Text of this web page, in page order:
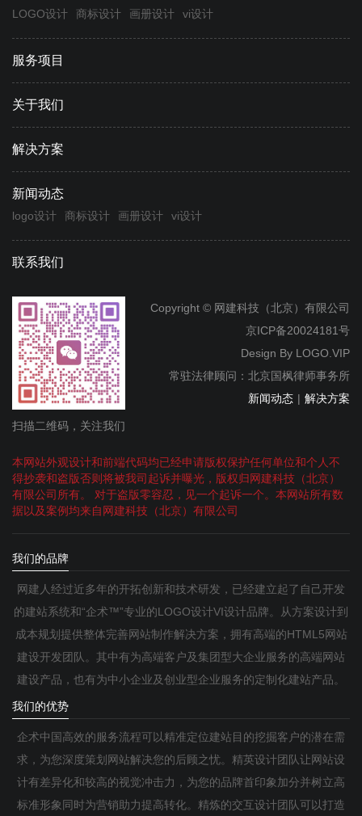
LOGO设计 商标设计 画册设计 vi设计
服务项目
关于我们
解决方案
新闻动态
logo设计 商标设计 画册设计 vi设计
联系我们
扫描二维码，关注我们
Copyright © 网建科技（北京）有限公司
京ICP备20024181号
Design By LOGO.VIP
常驻法律顾问：北京国枫律师事务所
新闻动态 | 解决方案
本网站外观设计和前端代码均已经申请版权保护任何单位和个人不
得抄袭和盗版否则将被我司起诉并曝光，版权归网建科技（北京）
有限公司所有。 对于盗版零容忍，见一个起诉一个。本网站所有数
据以及案例均来自网建科技（北京）有限公司
我们的品牌
网建人经过近多年的开拓创新和技术研发，已经建立起了自己开发
的建站系统和“企术™”专业的LOGO设计VI设计品牌。从方案设计到
成本规划提供整体完善网站制作解决方案，拥有高端的HTML5网站
建设开发团队。其中有为高端客户及集团型大企业服务的高端网站
建设产品，也有为中小企业及创业型企业服务的定制化建站产品。
我们的优势
企术中国高效的服务流程可以精准定位建站目的挖掘客户的潜在需
求，为您深度策划网站解决您的后顾之忧。精英设计团队让网站设
计有差异化和较高的视觉冲击力，为您的品牌首印象加分并树立高
标准形象同时为营销助力提高转化。精炼的交互设计团队可以打造